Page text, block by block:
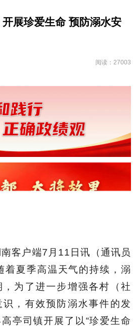
展珍爱生命 预防溺水安
阅读：27003
客户端7月11日讯（通讯员
着夏季高温天气的持续，溺
为了进一步增强各村（社
识，有效预防溺水事件的发
亭司镇开展了以“珍爱生命